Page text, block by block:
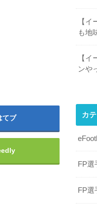
てブ
【
も地
【
ンや
カ
FP選
FP選